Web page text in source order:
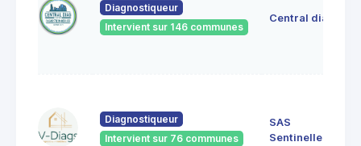
Diagnostiqueur
Intervient sur 146 communes
Central diag
Diagnostiqueur
Intervient sur 76 communes
SAS
Sentinelle